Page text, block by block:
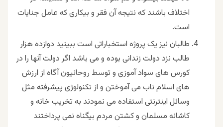
اختلاف باشند که نتیجه آن فقر و بیکاری که عامل جنایات
است.
طالبان نیز یک پروژه استخباراتی است ببینید دوازده هزار
طالب نزد دولت زندانی بوده و می باشد اگر دولت آنها را در
کورس های سواد آموزی و توسط روحانیون آگاه از ارزش
های اسلام ناب می آموختن و از تکنولوژی پیشرفته مثل
وسائل اینترنتی استفاده می نمودند به تخریب خانه و
کاشانه مسلمان و کشتن مردم بیگناه نمی پرداختند